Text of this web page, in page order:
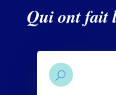
Qui ont fait